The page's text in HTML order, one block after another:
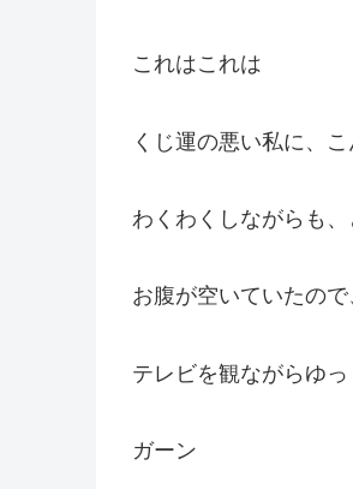
これはこれは
くじ運の悪い私に、
わくわくしながらも
お腹が空いていたので
テレビを観ながらゆ
ガーン